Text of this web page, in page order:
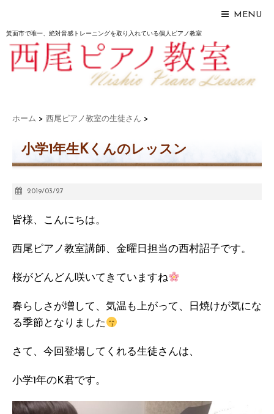
MENU
箕面市で唯一、絶対音感トレーニングを取り入れている個人ピアノ教室
ホーム > 西尾ピアノ教室の生徒さん >
小学1年生Kくんのレッスン
2019/03/27
皆様、こんにちは。
西尾ピアノ教室講師、金曜日担当の西村詔子です。
桜がどんどん咲いてきていますね
春らしさが増して、気温も上がって、日焼けが気にな
る季節となりました
さて、今回登場してくれる生徒さんは、
小学1年のK君です。